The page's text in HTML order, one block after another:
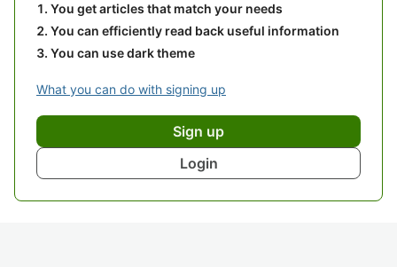
You get articles that match your needs
You can efficiently read back useful information
You can use dark theme
What you can do with signing up
Sign up
Login